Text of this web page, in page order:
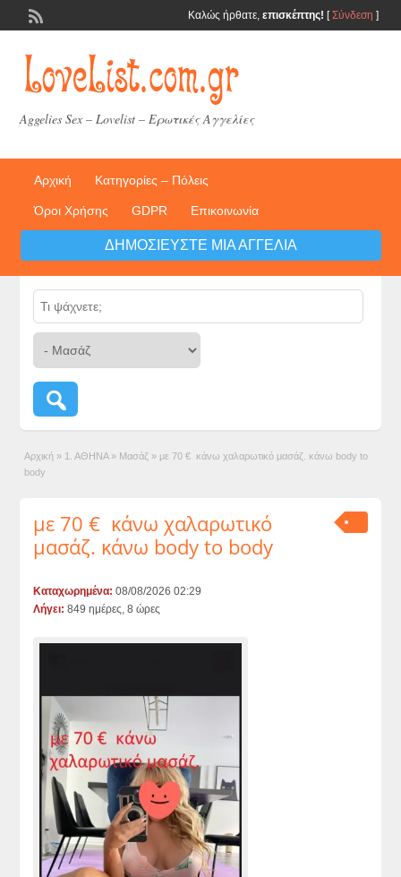
Καλώς ήρθατε, επισκέπτης! [Σύνδεση ]
Aggelies Sex – Lovelist – Ερωτικές Αγγελίες
Αρχική Κατηγορίες – Πόλεις
Όροι Χρήσης GDPR Επικοινωνία
ΔΗΜΟΣΙΕΎΣΤΕ ΜΙΑ ΑΓΓΕΛΊΑ
Αρχική » 1. ΑΘΗΝΑ » Μασάζ » με 70 € κάνω χαλαρωτικό μασάζ. κάνω body to
body
με 70 € κάνω χαλαρωτικό
μασάζ. κάνω body to body
Καταχωρημένα: 08/08/2026 02:29
Λήγει: 849 ημέρες, 8 ώρες